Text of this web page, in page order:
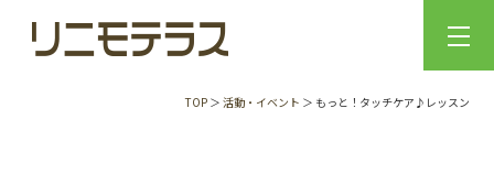
TOP＞ 活動・イベント ＞ もっと！タッチケア♪レッスン